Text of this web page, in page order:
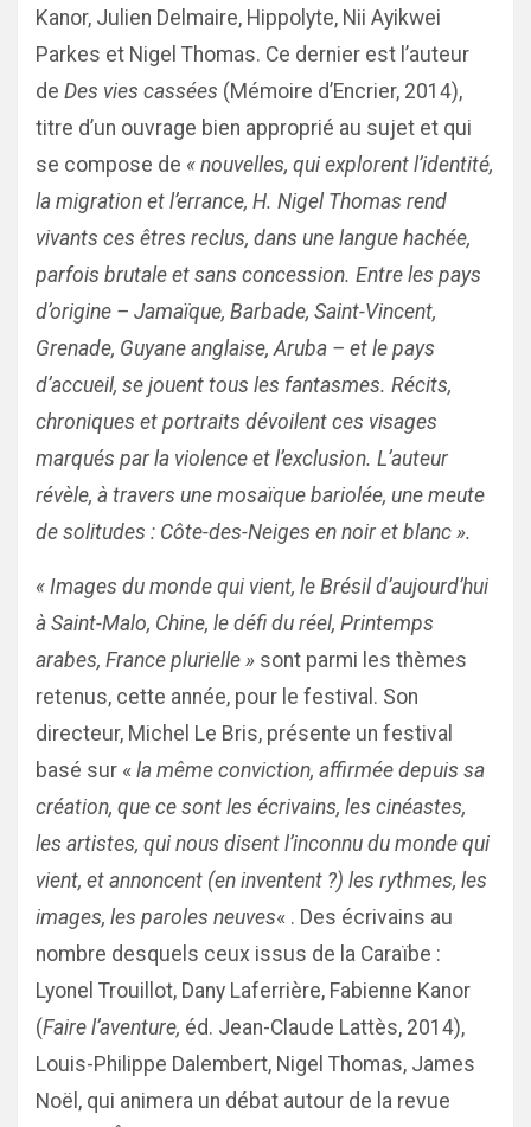
Kanor, Julien Delmaire, Hippolyte, Nii Ayikwei
Parkes et Nigel Thomas. Ce dernier est l’auteur
de Des vies cassées (Mémoire d’Encrier, 2014),
titre d’un ouvrage bien approprié au sujet et qui
se compose de « nouvelles, qui explorent l’identité,
la migration et l’errance, H. Nigel Thomas rend
vivants ces êtres reclus, dans une langue hachée,
parfois brutale et sans concession. Entre les pays
d’origine – Jamaïque, Barbade, Saint-Vincent,
Grenade, Guyane anglaise, Aruba – et le pays
d’accueil, se jouent tous les fantasmes. Récits,
chroniques et portraits dévoilent ces visages
marqués par la violence et l’exclusion. L’auteur
révèle, à travers une mosaïque bariolée, une meute
de solitudes : Côte-des-Neiges en noir et blanc ».
« Images du monde qui vient, le Brésil d’aujourd’hui
à Saint-Malo, Chine, le défi du réel, Printemps
arabes, France plurielle » sont parmi les thèmes
retenus, cette année, pour le festival. Son
directeur, Michel Le Bris, présente un festival
basé sur « la même conviction, affirmée depuis sa
création, que ce sont les écrivains, les cinéastes,
les artistes, qui nous disent l’inconnu du monde qui
vient, et annoncent (en inventent ?) les rythmes, les
images, les paroles neuves« . Des écrivains au
nombre desquels ceux issus de la Caraïbe :
Lyonel Trouillot, Dany Laferrière, Fabienne Kanor
(Faire l’aventure, éd. Jean-Claude Lattès, 2014),
Louis-Philippe Dalembert, Nigel Thomas, James
Noël, qui animera un débat autour de la revue